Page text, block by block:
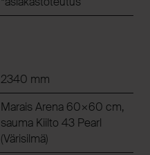
2340 mm
Marais Arena 60×60 cm,
sauma Kiilto 43 Pearl
(Värisilmä)